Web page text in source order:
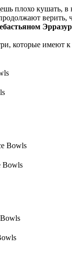
плохо кушать,
верить,
которые имеют
Bowls